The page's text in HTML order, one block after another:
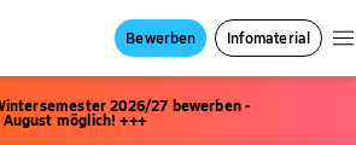
Bewerben Infomaterial
2026/27 bewerben -
möglich! +++